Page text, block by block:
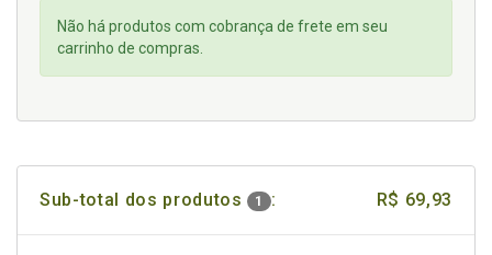
Não há produtos com cobrança de frete em seu
carrinho de compras.
Sub-total dos produtos 1 : R$ 69,93